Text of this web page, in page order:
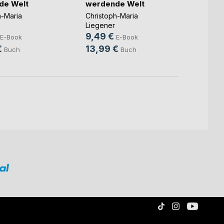
Welt
Maria
E-Book
Buch
werdende Welt
Christoph-Maria
Liegener
9,49 € E-Book
13,99 € Buch